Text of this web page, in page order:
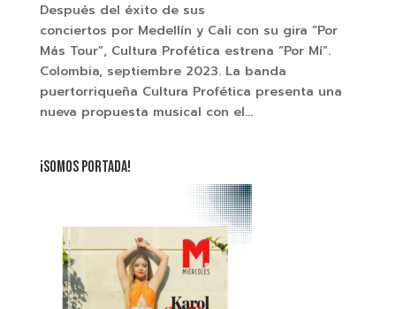
Después del éxito de sus
conciertos por Medellín y Cali con su gira “Por
Más Tour”, Cultura Profética estrena “Por Mí”.
Colombia, septiembre 2023. La banda
puertorriqueña Cultura Profética presenta una
nueva propuesta musical con el...
¡SOMOS PORTADA!